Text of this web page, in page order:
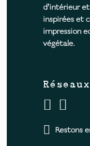
d’intérieur
inspirées et
impression
végétale.
Restons